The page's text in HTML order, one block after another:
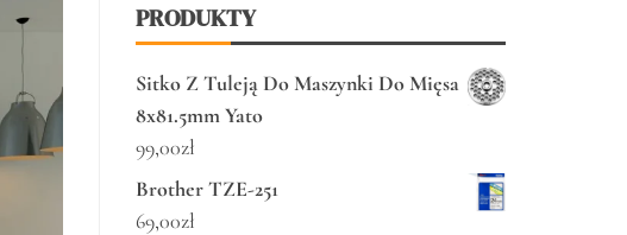
PRODUKTY
Sitko Z Tuleją Do Maszynki Do Mięsa
8x81.5mm Yato
99,00zł
Brother TZE-251
69,00zł